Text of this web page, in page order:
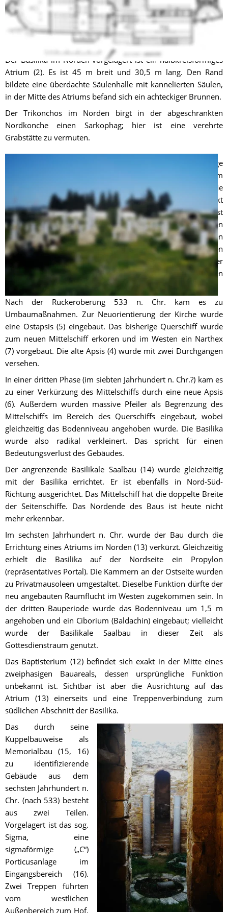
Baptisterium mit hexagonalem Taufbecken (12). Südlich
davon, ohne direkte Verbindung, liegt ein kreisrunder
Memorialbau (15) mit halbkreisförmigem Atrium (16). Die
Gebäude sind unterkellert durch Krypten, Zisternen u. ä.
Der Basilika im Norden vorgelagert ist ein halbkreisförmiges
Atrium (2). Es ist 45 m breit und 30,5 m lang. Den Rand
bildete eine überdachte Säulenhalle mit kannelierten Säulen,
in der Mitte des Atriums befand sich ein achteckiger Brunnen.
Der Trikonchos im Norden birgt in der abgeschrankten
Nordkonche einen Sarkophag; hier ist eine verehrte
Grabstätte zu vermuten.
Die Basilika (1) selbst ist (65 x 45 m) ist eine neunschiffige
Säulenbasilika (160–180 Säulen sind zu vermuten) mit einem
zehn Meter breiten Mittelschiff und acht Seitenschiffen. Die
Apsis befindet sich im Süden; damit liegt die Kirche exakt
parallel zur antiken Straßenführung. Das Querschiff ist
auffällig breit (12,80 m) mit einer 9,60 m x 7 m messenden
Apsis im Süden (4). Sowohl Mittel- als auch Querschiff waren
(wie üblich in Nordafrika) vermutlich von Doppelsäulen
gesäumt. Die Höhe der Säulen wird auf vier bis fünf Meter
geschätzt, außerdem vermutet man die Existenz von Emporen
in den inneren Seitenschiffen.
Nach der Rückeroberung 533 n. Chr. kam es zu
Umbaumaßnahmen. Zur Neuorientierung der Kirche wurde
eine Ostapsis (5) eingebaut. Das bisherige Querschiff wurde
zum neuen Mittelschiff erkoren und im Westen ein Narthex
(7) vorgebaut. Die alte Apsis (4) wurde mit zwei Durchgängen
versehen.
In einer dritten Phase (im siebten Jahrhundert n. Chr.?) kam es
zu einer Verkürzung des Mittelschiffs durch eine neue Apsis
(6). Außerdem wurden massive Pfeiler als Begrenzung des
Mittelschiffs im Bereich des Querschiffs eingebaut, wobei
gleichzeitig das Bodenniveau angehoben wurde. Die Basilika
wurde also radikal verkleinert. Das spricht für einen
Bedeutungsverlust des Gebäudes.
Der angrenzende Basilikale Saalbau (14) wurde gleichzeitig
mit der Basilika errichtet. Er ist ebenfalls in Nord-Süd-
Richtung ausgerichtet. Das Mittelschiff hat die doppelte Breite
der Seitenschiffe. Das Nordende des Baus ist heute nicht
mehr erkennbar.
Im sechsten Jahrhundert n. Chr. wurde der Bau durch die
Errichtung eines Atriums im Norden (13) verkürzt. Gleichzeitig
erhielt die Basilika auf der Nordseite ein Propylon
(repräsentatives Portal). Die Kammern an der Ostseite wurden
zu Privatmausoleen umgestaltet. Dieselbe Funktion dürfte der
neu angebauten Raumflucht im Westen zugekommen sein. In
der dritten Bauperiode wurde das Bodenniveau um 1,5 m
angehoben und ein Ciborium (Baldachin) eingebaut; vielleicht
wurde der Basilikale Saalbau in dieser Zeit als
Gottesdienstraum genutzt.
Das Baptisterium (12) befindet sich exakt in der Mitte eines
zweiphasigen Bauareals, dessen ursprüngliche Funktion
unbekannt ist. Sichtbar ist aber die Ausrichtung auf das
Atrium (13) einerseits und eine Treppenverbindung zum
südlichen Abschnitt der Basilika.
Das durch seine
Kuppelbauweise als
Memorialbau (15, 16)
zu identifizierende
Gebäude aus dem
sechsten Jahrhundert n.
Chr. (nach 533) besteht
aus zwei Teilen.
Vorgelagert ist das sog.
Sigma, eine
sigmaförmige („C“)
Porticusanlage im
Eingangsbereich (16).
Zwei Treppen führten
vom westlichen
Außenbereich zum Hof,